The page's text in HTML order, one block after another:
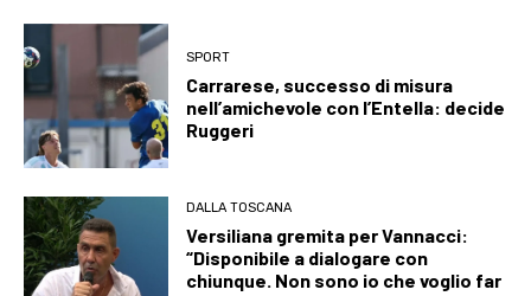
SPORT
Carrarese, successo di misura
nell’amichevole con l’Entella: decide
Ruggeri
DALLA TOSCANA
Versiliana gremita per Vannacci:
“Disponibile a dialogare con
chiunque. Non sono io che voglio far